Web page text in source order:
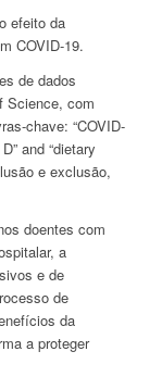
efeito da
COVID-19.
de dados
Science, com
chave: “COVID-
and “dietary
e exclusão,
doentes com
a
e de
de
da
a proteger